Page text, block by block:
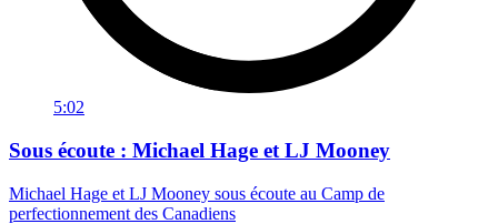
5:02
Sous écoute : Michael Hage et LJ Mooney
Michael Hage et LJ Mooney sous écoute au Camp de
perfectionnement des Canadiens